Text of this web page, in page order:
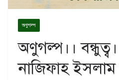
অণুগল্প
অণুগল্প।।
নাজিফাহ ইসলাম